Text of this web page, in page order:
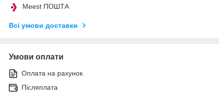
Meest ПОШТА
Всі умови доставки
Умови оплати
Оплата на рахунок
Післяплата